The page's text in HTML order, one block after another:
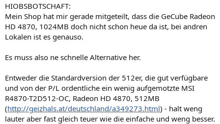
HIOBSBOTSCHAFT:
Mein Shop hat mir gerade mitgeteilt, dass die GeCube Radeon
HD 4870, 1024MB doch nicht schon heue da ist, bei andren
Lokalen ist es genauso.
Es muss also ne schnelle Alternative her.
Entweder die Standardversion der 512er, die gut verfügbare
und von der P/L ordentliche ein wenig aufgemotzte MSI
R4870-T2D512-OC, Radeon HD 4870, 512MB
(http://geizhals.at/deutschland/a349273.html) - halt weng
lauter aber fast gleich teuer wie die einfache und weng besser.